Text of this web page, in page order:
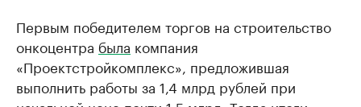
Первым победителем торгов на строительство
онкоцентра была компания
«Проектстройкомплекс», предложившая
выполнить работы за 1,4 млрд рублей при